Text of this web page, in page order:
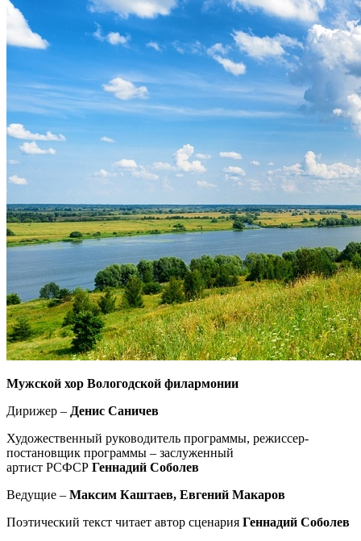
Мужской хор Вологодской филармонии
Дирижер – Денис Саничев
Художественный руководитель программы, режиссер-
постановщик программы – заслуженный
артист РСФСР Геннадий Соболев
Ведущие – Максим Каштаев, Евгений Макаров
Поэтический текст читает автор сценария Геннадий Соболев